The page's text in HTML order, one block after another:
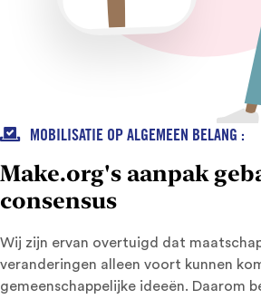
 MOBILISATIE OP ALGEMEEN BELANG :
Make.org's aanpak
consensus
Wij zijn ervan overtuigd dat
veranderingen alleen voort kunnen
gemeenschappelijke ideeën. Daarom